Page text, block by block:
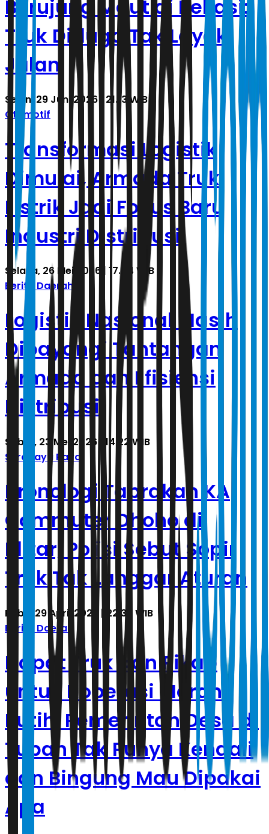
Berujung Maut di Bekasi:
Truk Diduga Tak Layak
Jalan
Senin, 29 Juni 2026 | 21.13 WIB
Otomotif
Transformasi Logistik
Dimulai, Armada Truk
Listrik Jadi Fokus Baru
Industri Distribusi
Selasa, 26 Mei 2026 | 17.04 WIB
Berita Daerah
Logistik Nasional Masih
Dibayangi Tantangan
Armada dan Efisiensi
Distribusi
Sabtu, 23 Mei 2026 | 14.22 WIB
Surabaya Raya
Kronologi Tabrakan KA
Commuter Dhoho di
Blitar, Polisi Sebut Sopir
Truk Tak Langgar Aturan
Rabu, 29 April 2026 | 22.32 WIB
Berita Daerah
Dapat Truk dan Pikap
untuk Koperasi Merah
Putih, Pemerintah Desa di
Tuban Tak Punya Kendali
dan Bingung Mau Dipakai
Apa